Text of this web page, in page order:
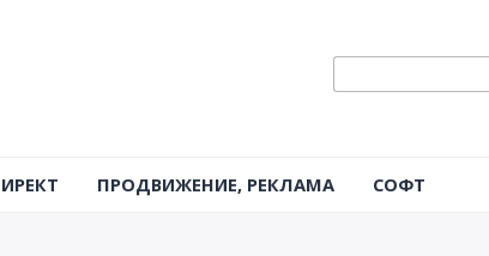
ПРОДВИЖЕНИЕ, РЕКЛАМА СОФТ